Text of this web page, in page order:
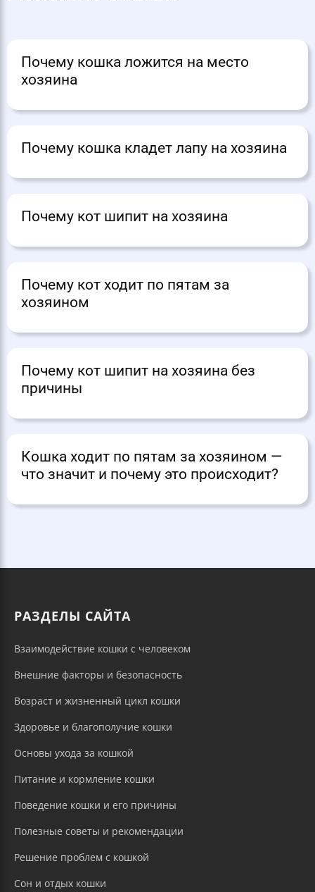
Почему кошка ложится на место
хозяина
Почему кошка кладет лапу на хозяина
Почему кот шипит на хозяина
Почему кот ходит по пятам за
хозяином
Почему кот шипит на хозяина без
причины
Кошка ходит по пятам за хозяином —
что значит и почему это происходит?
РАЗДЕЛЫ САЙТА
Взаимодействие кошки с человеком
Внешние факторы и безопасность
Возраст и жизненный цикл кошки
Здоровье и благополучие кошки
Основы ухода за кошкой
Питание и кормление кошки
Поведение кошки и его причины
Полезные советы и рекомендации
Решение проблем с кошкой
Сон и отдых кошки